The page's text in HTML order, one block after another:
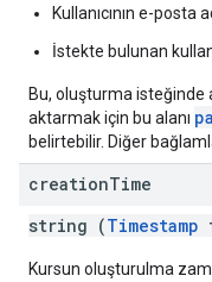
Kullanıcının e-posta
İstekte bulunan
Bu, oluşturma isteğinde
aktarmak için bu alanı
belirtebilir. Diğer
creationTime
string (Timestamp
Kursun oluşturulma